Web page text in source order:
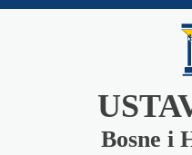
Bosne i